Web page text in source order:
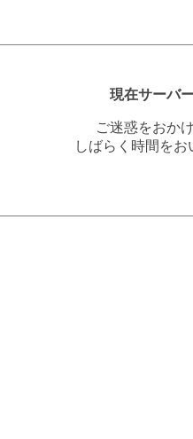
現在サーバ
ご迷惑をおか
しばらく時間を